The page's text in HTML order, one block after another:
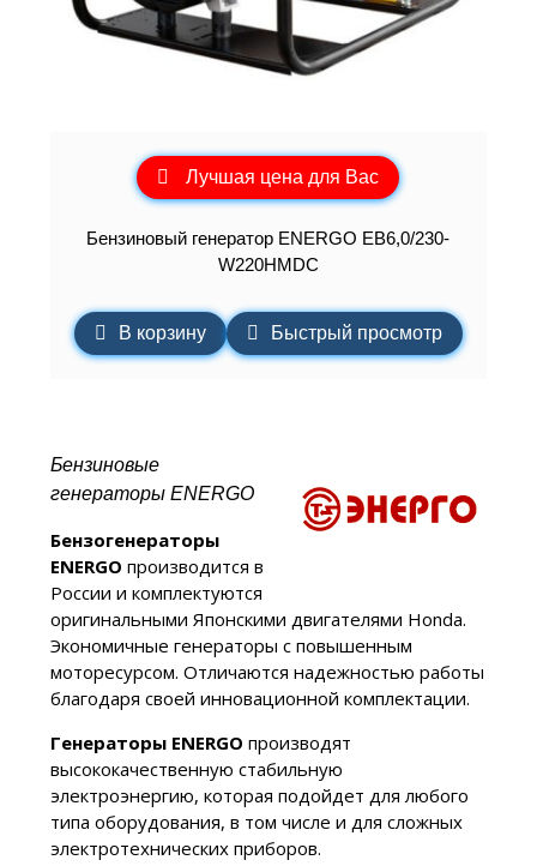
Лучшая цена для Вас
Бензиновый генератор ENERGO EB6,0/230-
W220HMDC
В корзину Быстрый просмотр
Бензиновые
генераторы ENERGO
Бензогенераторы
ENERGO производится в
России и комплектуются
оригинальными Японскими двигателями Honda.
Экономичные генераторы с повышенным
моторесурсом. Отличаются надежностью работы
благодаря своей инновационной комплектации.
Генераторы ENERGO производят
высококачественную стабильную
электроэнергию, которая подойдет для любого
типа оборудования, в том числе и для сложных
электротехнических приборов.